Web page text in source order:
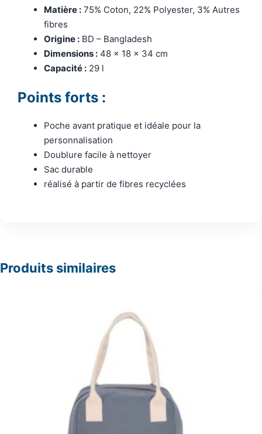
Matière : 75% Coton, 22% Polyester, 3% Autres
fibres
Origine : BD – Bangladesh
Dimensions : 48 x 18 x 34 cm
Capacité : 29 l
Points forts :
Poche avant pratique et idéale pour la
personnalisation
Doublure facile à nettoyer
Sac durable
réalisé à partir de fibres recyclées
Produits similaires